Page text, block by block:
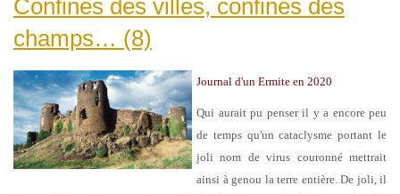
Confinés des villes, confinés des
champs… (8)
Journal d'un Ermite en 2020
Qui aurait pu penser il y a encore peu
de temps qu'un cataclysme portant le
joli nom de virus couronné mettrait
ainsi à genou la terre entière. De joli, il